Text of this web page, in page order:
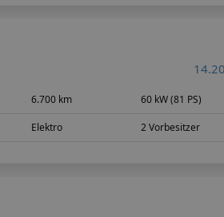
6.700 km 60 kW (81 PS)
Elektro 2 Vorbesitzer